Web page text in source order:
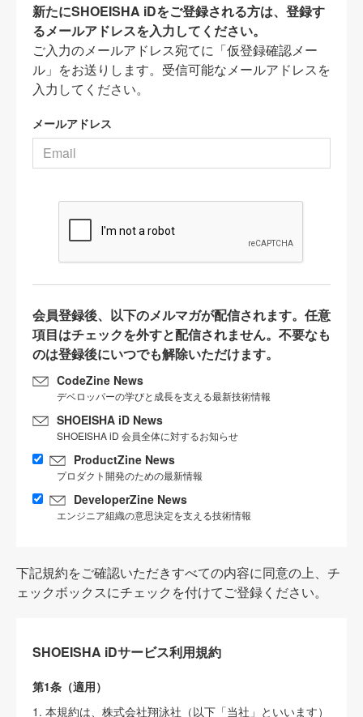
新たにSHOEISHA iDをご登録される方は、登録す
るメールアドレスを入力してください。
ご入力のメールアドレス宛てに「仮登録確認メー
ル」をお送りします。受信可能なメールアドレスを
入力してください。
メールアドレス
会員登録後、以下のメルマガが配信されます。任意
項目はチェックを外すと配信されません。不要なも
のは登録後にいつでも解除いただけます。
CodeZine News
デベロッパーの学びと成長を支える最新技術情報
SHOEISHA iD News
SHOEISHA iD 会員全体に対するお知らせ
ProductZine News
プロダクト開発のための最新情報
DeveloperZine News
エンジニア組織の意思決定を支える技術情報
下記規約をご確認いただきすべての内容に同意の上、チ
ェックボックスにチェックを付けてご登録ください。
SHOEISHA iDサービス利用規約
第1条（適用）
1. 本規約は、株式会社翔泳社（以下「当社」といいます）